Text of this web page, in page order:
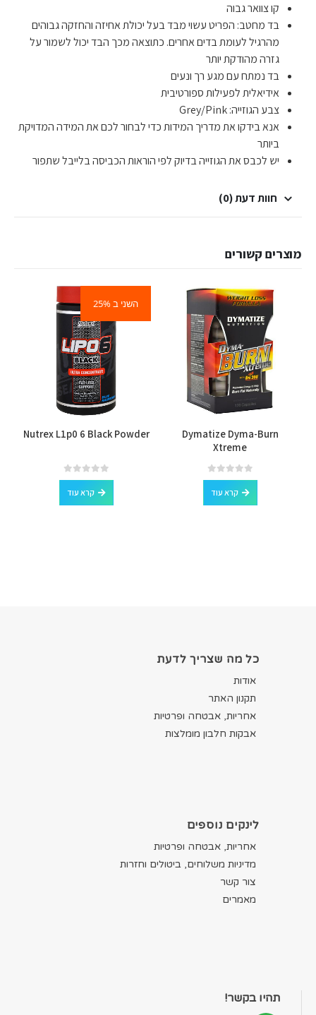
קו צוואר גבוה
בד מחטב: הפריט עשוי מבד בעל יכולת אחיזה והחזקה גבוהים
מהרגיל לעומת בדים אחרים. כתוצאה מכך הבד יכול לשמור על
גזרה מהודקת יותר
בד נמתח עם מגע רך ונעים
אידיאלית לפעילות ספורטיבית
צבע הגוזייה: Grey/Pink
אנא בידקו את מדריך המידות כדי לבחור לכם את המידה המדויקת
ביותר
יש לכבס את הגוזייה בדיוק לפי הוראות הכביסה בלייבל שתפור
חוות דעת (0)
מוצרים קשורים
Dymatize Dyma-Burn
Xtreme
0
out of 5
קרא עוד
השני ב 25%
Nutrex L1p0 6 Black Powder
0
out of 5
קרא עוד
כל מה שצריך לדעת
אודות
תקנון האתר
אחריות, אבטחה ופרטיות
אבקות חלבון מומלצות
לינקים נוספים
אחריות, אבטחה ופרטיות
מדיניות משלוחים, ביטולים וחזרות
צור קשר
מאמרים
תהיו בקשר!